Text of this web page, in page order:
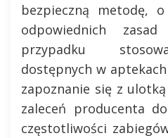
bezpieczną metodę,
odpowiednich
przypadku
dostępnych w
zapoznanie się z
zaleceń producenta
częstotliwości